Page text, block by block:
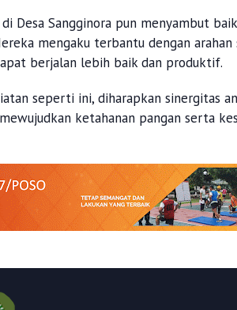
Desa Sangginora pun menyambut
mengaku terbantu dengan
berjalan lebih baik dan produktif.
seperti ini, diharapkan sinergitas
ketahanan pangan serta